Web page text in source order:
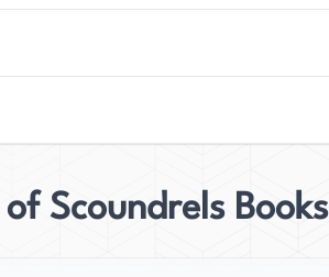
Romantic Times Award für
Indonesien, der Türkei,
Doubleday- und Rhapsody
Scoundrels Books